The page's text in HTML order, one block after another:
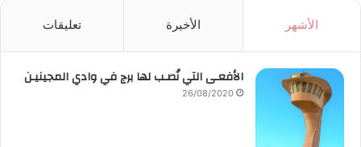
الأشهر الأخيرة تعليقات
الأفعـى التي نُصـب لها برج في وادي المجينيـن
26/08/2020